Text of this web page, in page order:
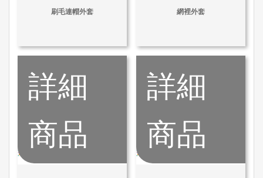
刷毛連帽外套 網裡外套
詳細
商品
詳細
商品